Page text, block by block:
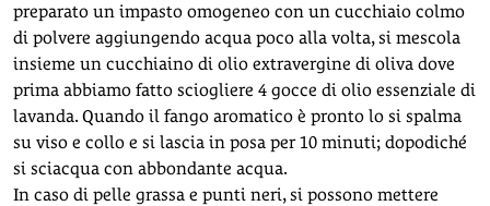
preparato un impasto omogeneo con un cucchiaio colmo
di polvere aggiungendo acqua poco alla volta, si mescola
insieme un cucchiaino di olio extravergine di oliva dove
prima abbiamo fatto sciogliere 4 gocce di olio essenziale di
lavanda. Quando il fango aromatico è pronto lo si spalma
su viso e collo e si lascia in posa per 10 minuti; dopodiché
si sciacqua con abbondante acqua.
In caso di pelle grassa e punti neri, si possono mettere